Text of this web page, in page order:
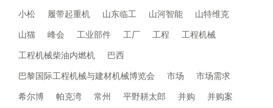
小松
履带起重机 山东临工 山河智能
山特维克
山猫
峰会 工业部件 工厂 工程
工程机械
工程机械柴油内燃机
巴西
巴黎国际工程机械与建材机械博览会
市场
市场需求
希尔博
帕克湾 常州 平野耕太郎 并购
并购案